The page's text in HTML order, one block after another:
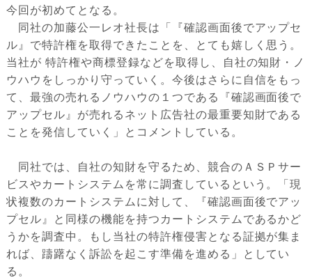
今回が初めてとなる。
同社の加藤公一レオ社長は「『確認画面後でアップセ
ル』で特許権を取得できたことを、とても嬉しく思う。
当社が 特許権や商標登録などを取得し、自社の知財・ノ
ウハウをしっかり守っていく。今後はさらに自信をもっ
て、最強の売れるノウハウの１つである『確認画面後で
アップセル』が売れるネット広告社の最重要知財である
ことを発信していく」とコメントしている。
同社では、自社の知財を守るため、競合のＡＳＰサー
ビスやカートシステムを常に調査しているという。「現
状複数のカートシステムに対して、『確認画面後でアッ
プセル』と同様の機能を持つカートシステムであるかど
うかを調査中。もし当社の特許権侵害となる証拠が集ま
れば、躊躇なく訴訟を起こす準備を進める」としてい
る。